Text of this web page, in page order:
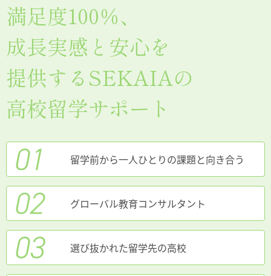
満足度100％、
成長実感と安心を
提供するSEKAIAの
高校留学サポート
留学前から一人ひとりの課題と向き合う
グローバル教育コンサルタント
選び抜かれた留学先の高校